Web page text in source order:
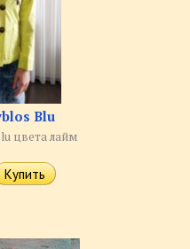
Blu
цвета лайм